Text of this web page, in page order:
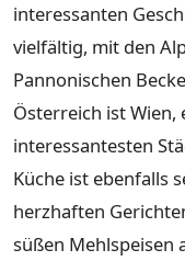
interessanten
vielfältig, mit den
Pannonischen
Österreich ist
interessantesten
Küche ist ebenfalls
herzhaften
süßen Mehlspeisen